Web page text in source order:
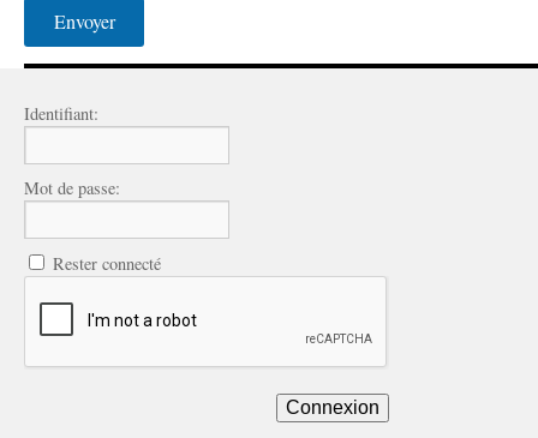
Identifiant:
Mot de passe:
Rester connecté
Connexion